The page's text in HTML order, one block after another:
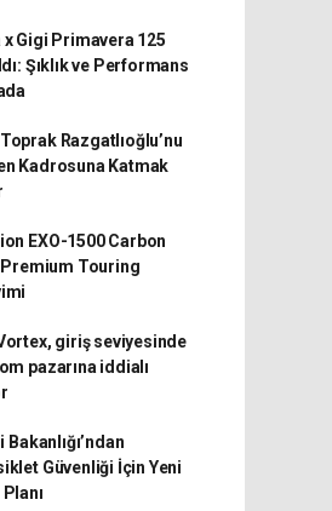
x Gigi Primavera 125
Şıklık ve Performans
Toprak Razgatlıoğlu’nu
Kadrosuna Katmak
EXO-1500 Carbon
Touring
giriş seviyesinde
pazarına iddialı
Güvenliği İçin Yeni